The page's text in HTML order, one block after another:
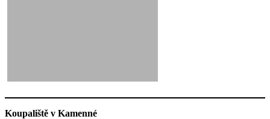
Koupaliště v Kamenné